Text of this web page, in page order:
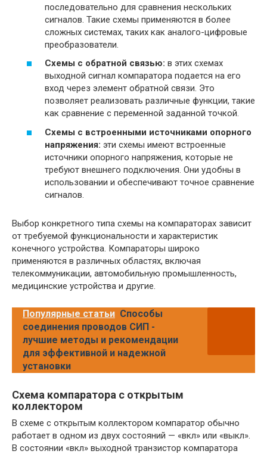
последовательно для сравнения нескольких
сигналов. Такие схемы применяются в более
сложных системах, таких как аналого-цифровые
преобразователи.
Схемы с обратной связью: в этих схемах
выходной сигнал компаратора подается на его
вход через элемент обратной связи. Это
позволяет реализовать различные функции, такие
как сравнение с переменной заданной точкой.
Схемы с встроенными источниками опорного
напряжения: эти схемы имеют встроенные
источники опорного напряжения, которые не
требуют внешнего подключения. Они удобны в
использовании и обеспечивают точное сравнение
сигналов.
Выбор конкретного типа схемы на компараторах зависит
от требуемой функциональности и характеристик
конечного устройства. Компараторы широко
применяются в различных областях, включая
телекоммуникации, автомобильную промышленность,
медицинские устройства и другие.
Популярные статьи Способы
соединения проводов СИП -
лучшие методы и рекомендации
для эффективной и надежной
установки
Схема компаратора с открытым
коллектором
В схеме с открытым коллектором компаратор обычно
работает в одном из двух состояний — «вкл» или «выкл».
В состоянии «вкл» выходной транзистор компаратора